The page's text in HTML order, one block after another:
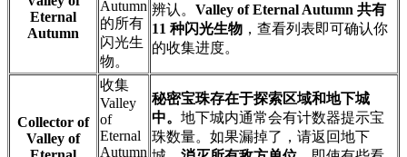
Eternal
Autumn
Autumn
的所有
闪光生
物。
辨认。 Valley of Eternal Autumn 共有
11 种闪光生物 ，查看列表即可确认你
的收集进度。
Collector of
Valley of
收集
Valley
of
Eternal
Autumn
秘密宝珠存在于探索区域和地下城
中。 地下城内通常会有计数器提示宝
珠数量。如果漏掉了，请返回地下